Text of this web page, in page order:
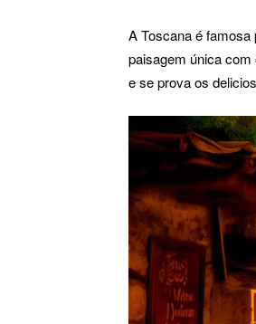
A Toscana é
paisagem única com
e se prova os